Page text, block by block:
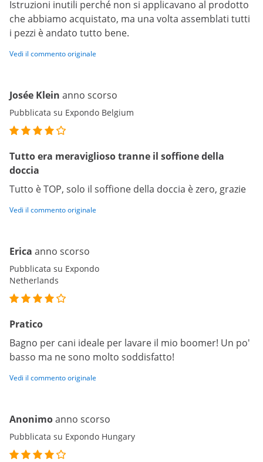
Istruzioni inutili perché non si applicavano al prodotto
che abbiamo acquistato, ma una volta assemblati tutti
i pezzi è andato tutto bene.
Vedi il commento originale
Josée Klein anno scorso
Pubblicata su Expondo Belgium
Tutto era meraviglioso tranne il soffione della
doccia
Tutto è TOP, solo il soffione della doccia è zero, grazie
Vedi il commento originale
Erica anno scorso
Pubblicata su Expondo
Netherlands
Pratico
Bagno per cani ideale per lavare il mio boomer! Un po'
basso ma ne sono molto soddisfatto!
Vedi il commento originale
Anonimoanno scorso
Pubblicata su Expondo Hungary